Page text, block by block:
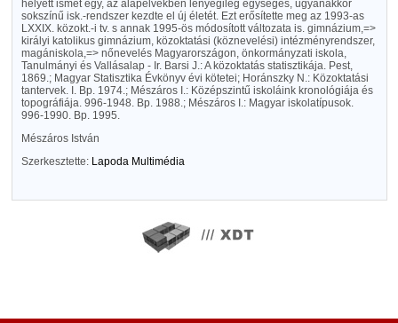
helyett ismét egy, az alapelvekben lényegileg egységes, ugyanakkor
sokszínű isk.-rendszer kezdte el új életét. Ezt erősítette meg az 1993-as
LXXIX. közokt.-i tv. s annak 1995-ös módosított változata is. gimnázium,=>
királyi katolikus gimnázium, közoktatási (köznevelési) intézményrendszer,
magániskola,=> nőnevelés Magyarországon, önkormányzati iskola,
Tanulmányi és Vallásalap - Ir. Barsi J.: A közoktatás statisztikája. Pest,
1869.; Magyar Statisztika Évkönyv évi kötetei; Horánszky N.: Közoktatási
tantervek. I. Bp. 1974.; Mészáros I.: Középszintű iskoláink kronológiája és
topográfiája. 996-1948. Bp. 1988.; Mészáros I.: Magyar iskolatípusok.
996-1990. Bp. 1995.
Mészáros István
Szerkesztette: Lapoda Multimédia